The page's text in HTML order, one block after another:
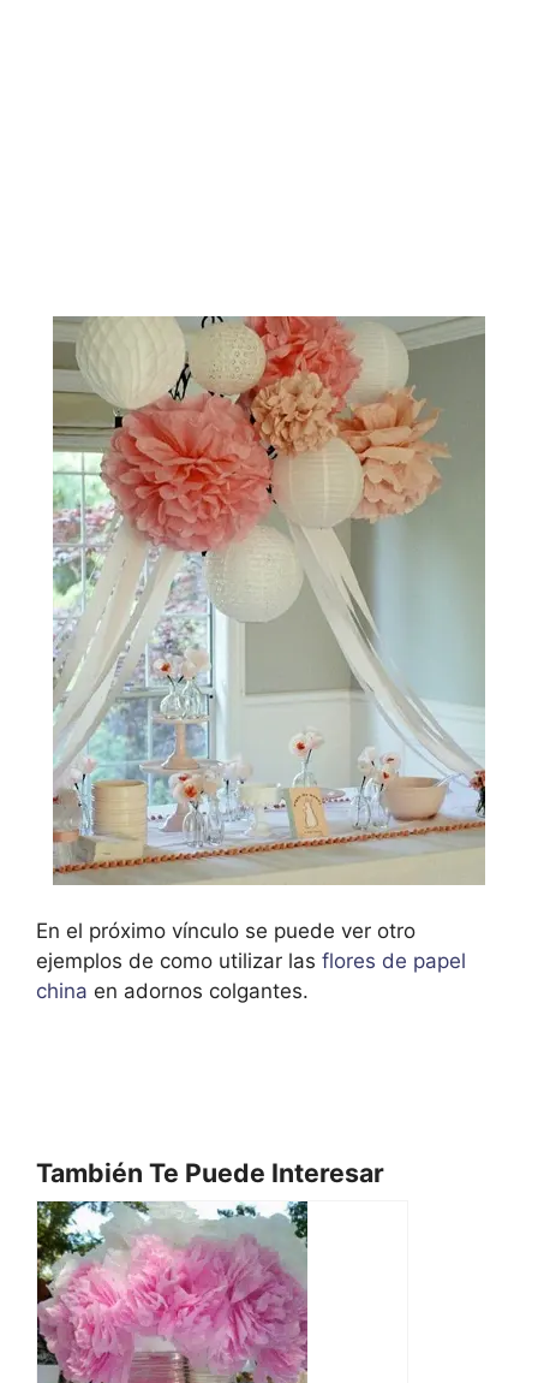
En el próximo vínculo se puede ver otro
ejemplos de como utilizar las flores de papel
china en adornos colgantes.
También Te Puede Interesar